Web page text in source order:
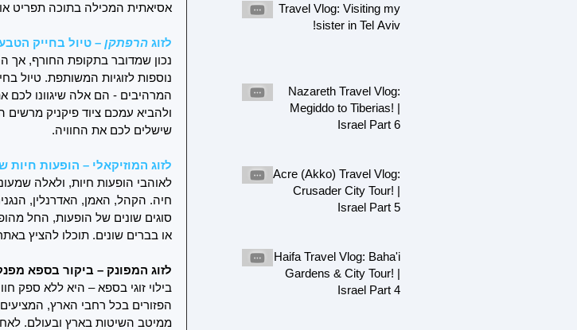
אסיאתית המכילה בתוכה תפריט
לזוג הרפתקן – טיול בחייק
נכון שמדובר בתקופת החורף, אך
נוספות לזוגיות המשותפת. טיול
המרהיבים - הם אלה שיגוונו לכם
ולהביא עמכם ציוד פיקניק
שישלים לכם את החוויה.
לזוג המוזיקאלי – הופעות חיות
לאוהבי הופעות חיות, ולאלה
חיה. הקהל, האמן, האדרנלין,
סוגים שונים של הופעות, החל
או בברים שונים. תוכלו להציץ
לזוג המפונק – ביקור בספא
בילוי זוגי בספא – היא ללא ספק
הפזורים בכל רחבי הארץ, המציעים
ממיטב השיטות בארץ ובעולם.
Travel Vlog: Visiting my
sister in Tel Aviv!
Nazareth Travel Vlog:
Megiddo to Tiberias! |
Israel Part 6
Acre (Akko) Travel Vlog:
Crusader City Tour! |
Israel Part 5
Haifa Travel Vlog: Baha'i
Gardens & City Tour! |
Israel Part 4